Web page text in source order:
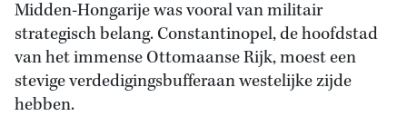
Midden-Hongarije was vooral van militair
strategisch belang. Constantinopel, de hoofdstad
van het immense Ottomaanse Rijk, moest een
stevige verdedigingsbufferaan westelijke zijde
hebben.